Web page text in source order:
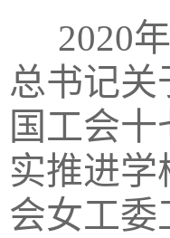
2020
总书记关
国工会
实推进
会女工委